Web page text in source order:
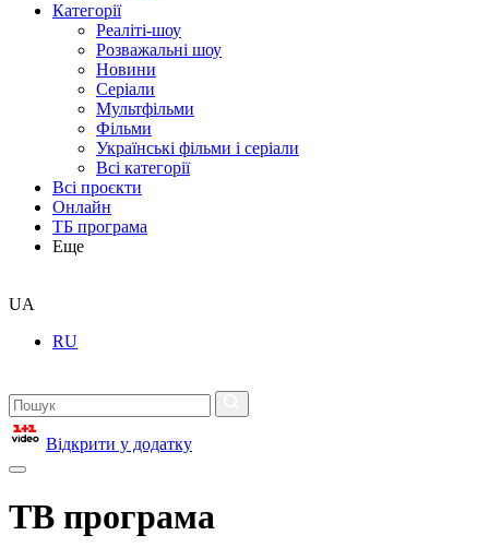
Категорії
Реаліті-шоу
Розважальні шоу
Новини
Серіали
Мультфільми
Фільми
Українські фільми і серіали
Всі категорії
Всі проєкти
Онлайн
ТБ програма
Еще
UA
RU
Відкрити у додатку
ТВ програма